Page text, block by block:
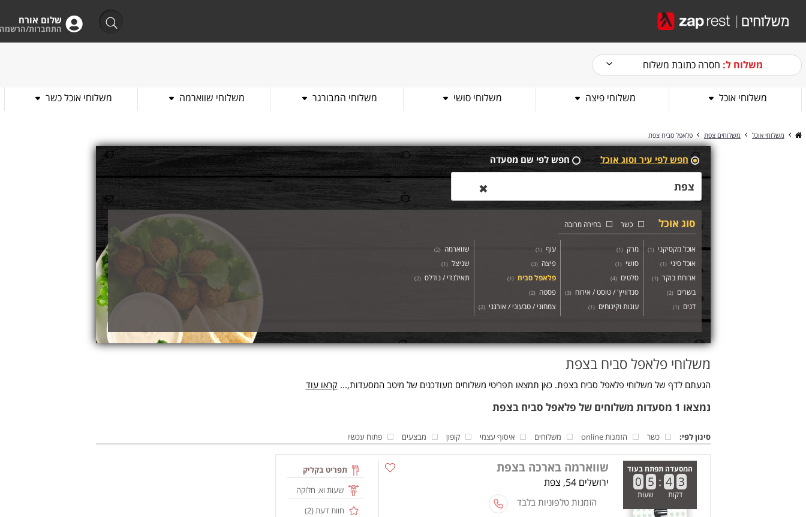
שלום אורח
התחברות/הרשמה
משלוח ל: חסרה כתובת משלוח
משלוחי אוכל משלוחי פיצה משלוחי סושי משלוחי המבורגר משלוחי שווארמה משלוחי אוכל כשר
משלוחי אוכל משלוחים צפת פלאפל סביח צפת
חפש לפי עיר וסוג אוכל חפש לפי שם מסעדה
✖
סוג אוכל כשר בחירה מרובה
אוכל מקסיקני (
1
)
אוכל סיני (
1
)
ארוחת בוקר (
1
)
בשרים (
2
)
דגים (
1
)
מרק (
1
)
סושי (
1
)
סלטים (
4
)
סנדוויץ' / טוסט / אירוח (
3
)
עוגות וקינוחים (
1
)
עוף (
1
)
פיצה (
3
)
פלאפל סביח (
1
)
פסטה (
2
)
צמחוני / טבעוני / אורגני (
2
)
שווארמה (
2
)
שניצל (
1
)
תאילנדי / נודלס (
2
)
משלוחי פלאפל סביח בצפת
הגעתם לדף של משלוחי פלאפל סביח בצפת. כאן תמצאו תפריטי משלוחים מעודכנים של מיטב המסעדות,... קראו עוד
נמצאו 1 מסעדות משלוחים של פלאפל סביח בצפת
סינון לפי: כשר הזמנות online משלוחים איסוף עצמי קופון מבצעים פתוח עכשיו
המסעדה תפתח בעוד
0 5 : 4 3
דקות שעות
שווארמה בארכה בצפת
ירושלים 54, צפת
הזמנות טלפוניות בלבד
תפריט בקליק
שעות וא. חלוקה
חוות דעת (2
)